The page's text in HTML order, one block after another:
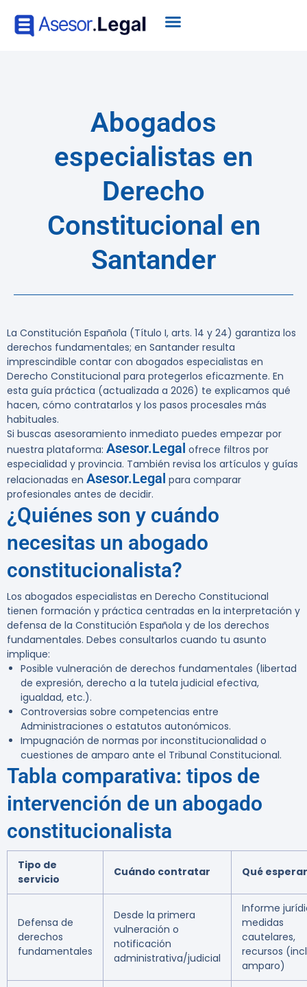
Abogados
especialistas en
Derecho
Constitucional en
Santander
La Constitución Española (Título I, arts. 14 y 24) garantiza los
derechos fundamentales; en Santander resulta
imprescindible contar con abogados especialistas en
Derecho Constitucional para protegerlos eficazmente. En
esta guía práctica (actualizada a 2026) te explicamos qué
hacen, cómo contratarlos y los pasos procesales más
habituales.
Si buscas asesoramiento inmediato puedes empezar por
nuestra plataforma: Asesor.Legal ofrece filtros por
especialidad y provincia. También revisa los artículos y guías
relacionadas en Asesor.Legal para comparar
profesionales antes de decidir.
¿Quiénes son y cuándo
necesitas un abogado
constitucionalista?
Los abogados especialistas en Derecho Constitucional
tienen formación y práctica centradas en la interpretación y
defensa de la Constitución Española y de los derechos
fundamentales. Debes consultarlos cuando tu asunto
implique:
Posible vulneración de derechos fundamentales (libertad
de expresión, derecho a la tutela judicial efectiva,
igualdad, etc.).
Controversias sobre competencias entre
Administraciones o estatutos autonómicos.
Impugnación de normas por inconstitucionalidad o
cuestiones de amparo ante el Tribunal Constitucional.
Tabla comparativa: tipos de
intervención de un abogado
constitucionalista
Tipo de
servicio
Cuándo contratar Qué esperar
Defensa de
derechos
fundamentales
Desde la primera
vulneración o
notificación
administrativa/judicial
Informe
medidas
cautelares,
recursos
amparo)